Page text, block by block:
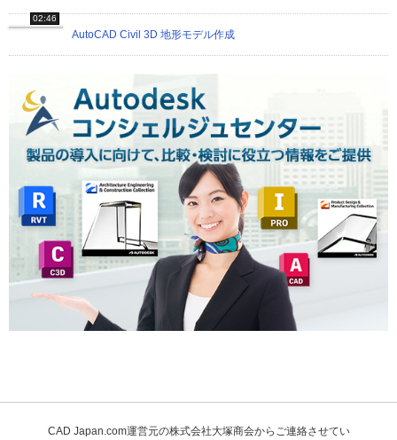
CAD Japan.com運営元の株式会社大塚商会からご連絡させてい
02:46
AutoCAD Civil 3D 地形モデル作成